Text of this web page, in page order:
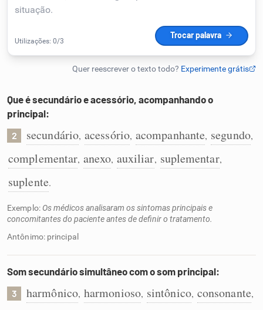
Sinônimos
Que é secundário e acessório, acompanhando o
principal:
2 secundário, acessório, acompanhante, segundo,
complementar, anexo, auxiliar, suplementar,
suplente.
Exemplo: Os médicos analisaram os sintomas principais e
concomitantes do paciente antes de definir o tratamento.
Antônimo: principal
Som secundário simultâneo com o som principal:
3 harmônico, harmonioso, sintônico, consonante,